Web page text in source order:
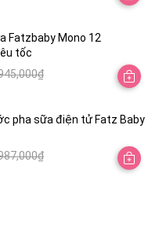
Fatzbaby Mono 12
tốc
₫
pha sữa điện tử Fatz Baby
₫